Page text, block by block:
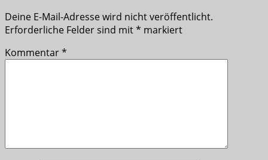
Deine E-Mail-Adresse wird nicht veröffentlicht.
Erforderliche Felder sind mit* markiert
Kommentar*